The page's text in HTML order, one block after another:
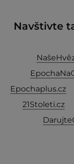
Navštivte
Epochaplus.cz
21Stoleti.cz